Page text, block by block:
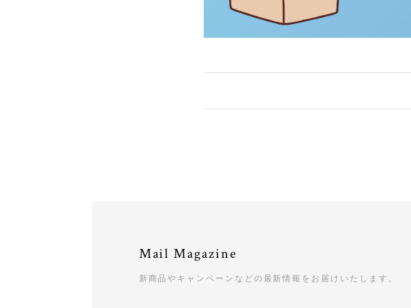
Mail Magazine
新商品やキャンペーンなどの最新情報をお届けいたします。